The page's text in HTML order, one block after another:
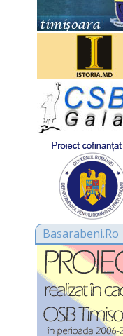
Basarabeni.Ro